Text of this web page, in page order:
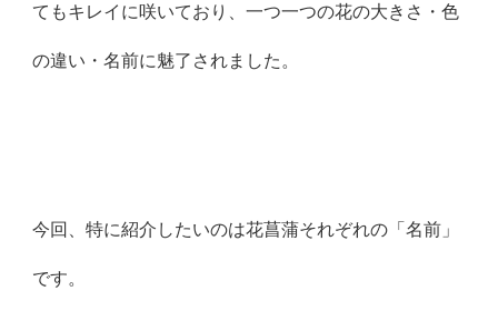
てもキレイに咲いており、一つ一つの花の大きさ・色
の違い・名前に魅了されました。
今回、特に紹介したいのは花菖蒲それぞれの「名前」
です。